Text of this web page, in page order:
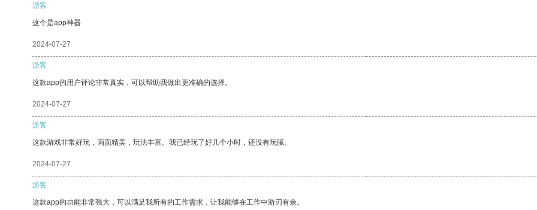
游客
这个是app神器
2024-07-27
游客
这款app的用户评论非常真实，可以帮助我做出更准确的选择。
2024-07-27
游客
这款游戏非常好玩，画面精美，玩法丰富。我已经玩了好几个小时，还没有玩腻。
2024-07-27
游客
这款app的功能非常强大，可以满足我所有的工作需求，让我能够在工作中游刃有余。